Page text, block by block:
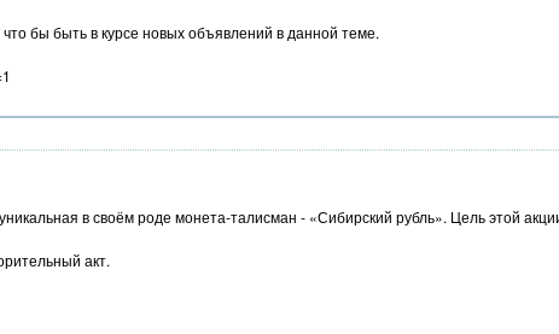
бы быть в курсе новых объявлений в данной теме.
в своём роде монета-талисман - «Сибирский рубль». Цель этой
акт.